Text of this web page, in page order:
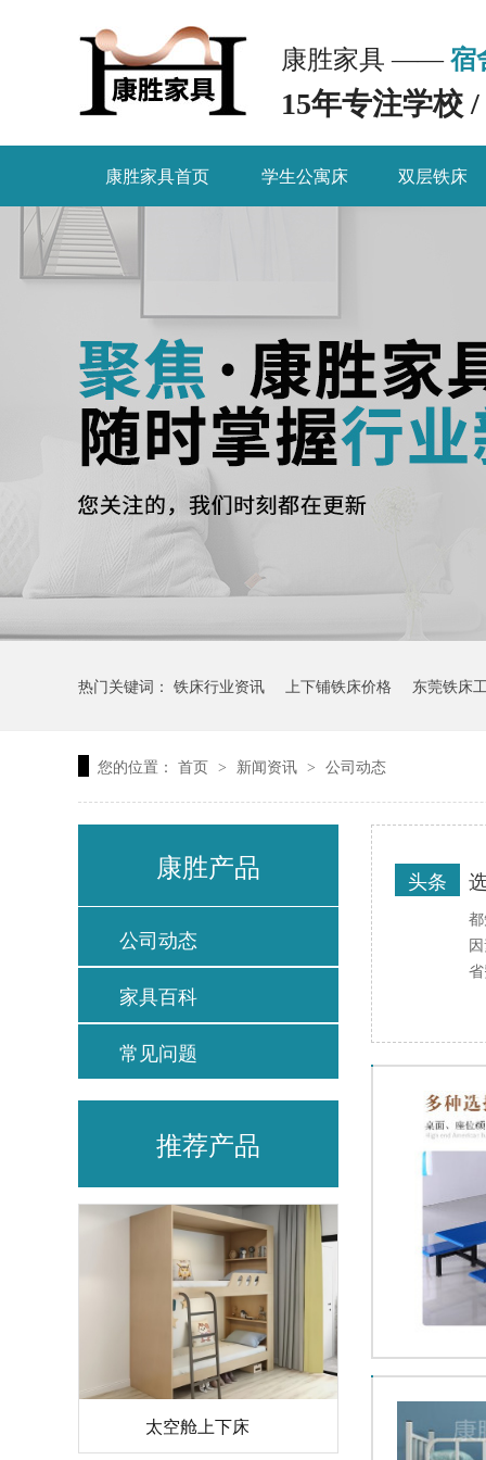
康胜家具 ——宿
15年专注学校
康胜家具首页 学生公寓床 双层铁床
热门关键词： 铁床行业资讯 上下铺铁床价格 东莞铁床
您的位置： 首页 > 新闻资讯 > 公司动态
头条
康胜产品
公司动态
家具百科
常见问题
推荐产品
太空舱上下床